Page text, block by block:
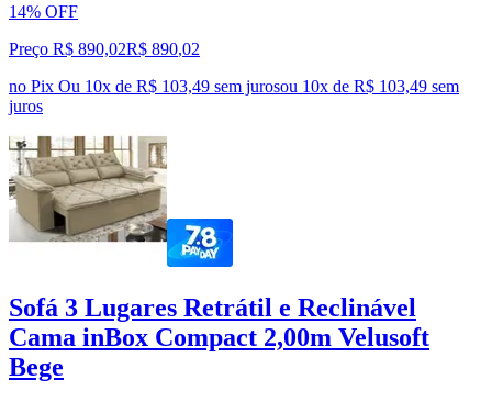
14% OFF
Preço R$ 890,02R$ 890,02
no Pix Ou 10x de R$ 103,49 sem jurosou 10x de R$ 103,49 sem
juros
Sofá 3 Lugares Retrátil e Reclinável
Cama inBox Compact 2,00m Velusoft
Bege